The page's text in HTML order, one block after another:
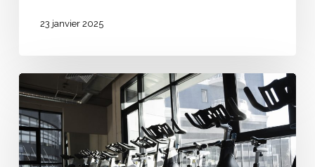
23 janvier 2025
Réglementation
ERP
des
salles